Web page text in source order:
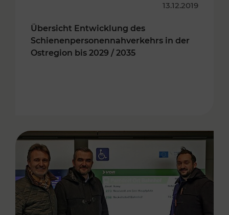
13.12.2019
Übersicht Entwicklung des
Schienenpersonennahverkehrs in der
Ostregion bis 2029 / 2035